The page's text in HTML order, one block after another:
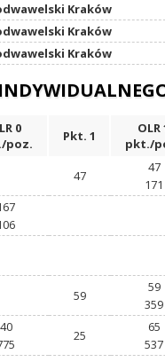
Kraków
Kraków
Kraków
0
poz.
Pkt. 1
OLR
pkt./
47
47
171
59
59
359
40
25
65
537